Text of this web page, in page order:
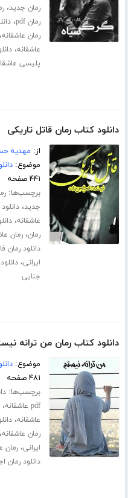
رمان جدید،
رمان pdf ،
رمان عاشقانه
عاشقانه،
پلیسی
دانلود کتاب رمان قاتل تاریکی
از: مهدیه
موضوع:
۴۴۱ صفحه
برچسب‌ها:
جدید،
عاشقانه،
رمان،رمان
دانلود رمان
ایرانی،
جنایی
دانلود کتاب رمان من ترانه
موضوع:
۴۸۱ صفحه
برچسب‌ها:
pdf عاشقانه ،
عاشقانه،
رمان عاشقانه
ایرانی،رمان
دانلود رمان